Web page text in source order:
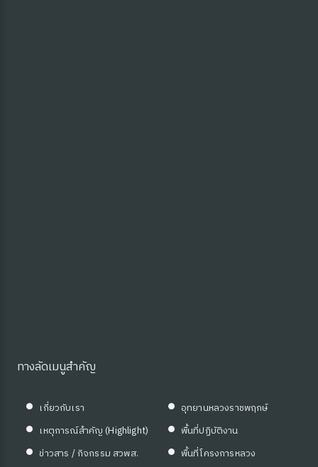
ทางลัดเมนูสำคัญ
เกี่ยวกับเรา
เหตุการณ์สำคัญ (Highlight)
ข่าวสาร / กิจกรรม สวพส.
อุทยานหลวงราชพฤกษ์
พื้นที่ปฏิบัติงาน
พื้นที่โครงการหลวง